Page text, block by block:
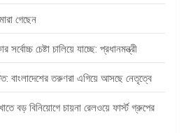
গেছেন
চেষ্টা চালিয়ে যাচ্ছে: প্রধানমন্ত্রী
বাংলাদেশের তরুণরা এগিয়ে আসছে নেতৃত্বে
বড় বিনিয়োগে চায়না রেলওয়ে ফার্স্ট গ্রুপের